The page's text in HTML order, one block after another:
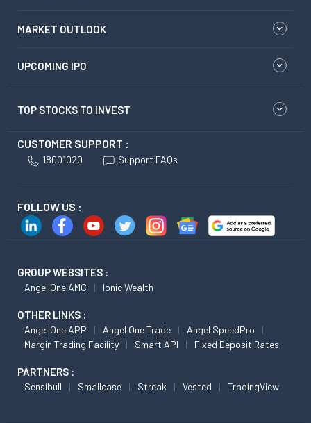
MARKET OUTLOOK
UPCOMING IPO
TOP STOCKS TO INVEST
CUSTOMER SUPPORT :
18001020 Support FAQs
FOLLOW US :
GROUP WEBSITES :
Angel One AMC Ionic Wealth
OTHER LINKS :
Angel One APP Angel One Trade
Angel SpeedPro
Margin Trading Facility
Smart API Fixed Deposit Rates
PARTNERS :
Sensibull Smallcase Streak Vested TradingView